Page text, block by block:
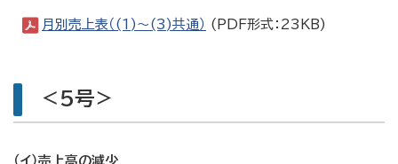
月別売上表（(1)〜(3)共通） (PDF形式：23KB)
＜5号＞
（イ）売上高の減少